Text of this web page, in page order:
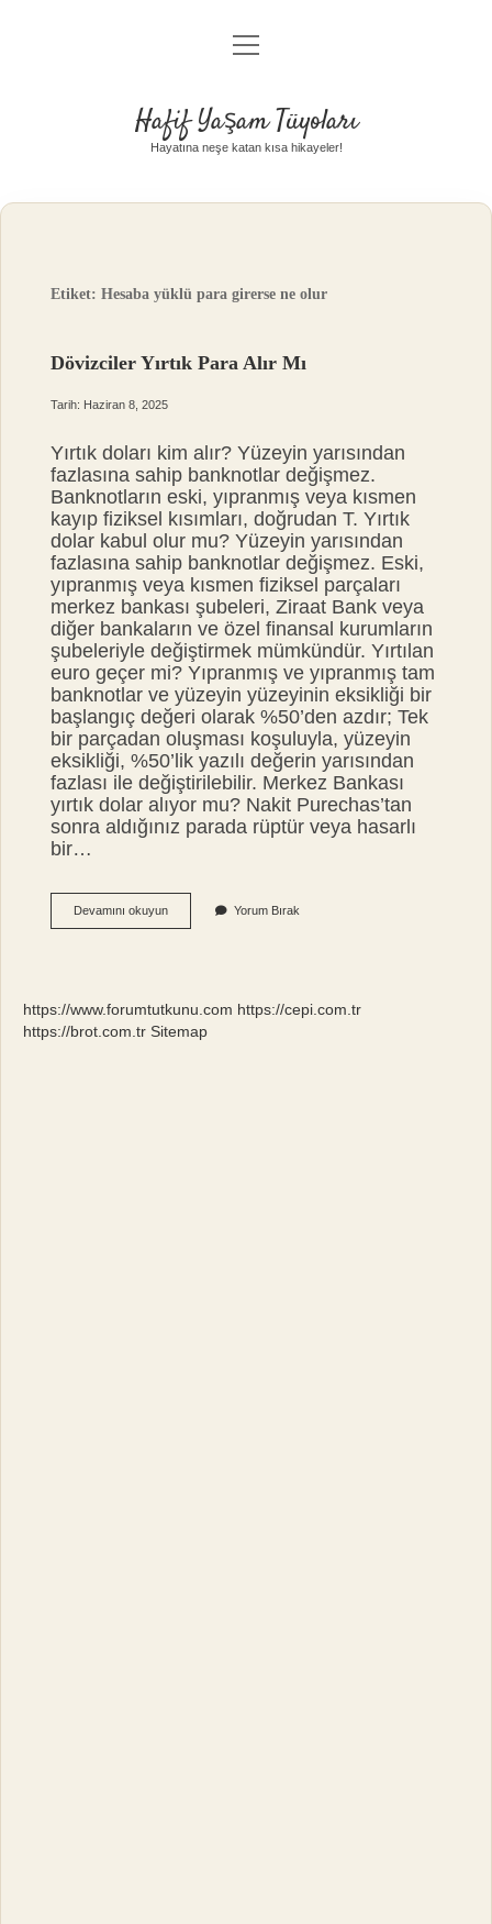
Anasayfa
Yasal Uyarı
menüyü
aç
Hafif Yaşam Tüyoları
Hayatına neşe katan kısa hikayeler!
Etiket:Hesaba yüklü para girerse ne olur
Dövizciler Yırtık Para Alır Mı
Tarih: Haziran 8, 2025
Yırtık doları kim alır? Yüzeyin yarısından
fazlasına sahip banknotlar değişmez.
Banknotların eski, yıpranmış veya kısmen
kayıp fiziksel kısımları, doğrudan T. Yırtık
dolar kabul olur mu? Yüzeyin yarısından
fazlasına sahip banknotlar değişmez. Eski,
yıpranmış veya kısmen fiziksel parçaları
merkez bankası şubeleri, Ziraat Bank veya
diğer bankaların ve özel finansal kurumların
şubeleriyle değiştirmek mümkündür. Yırtılan
euro geçer mi? Yıpranmış ve yıpranmış tam
banknotlar ve yüzeyin yüzeyinin eksikliği bir
başlangıç ​​değeri olarak %50’den azdır; Tek
bir parçadan oluşması koşuluyla, yüzeyin
eksikliği, %50’lik yazılı değerin yarısından
fazlası ile değiştirilebilir. Merkez Bankası
yırtık dolar alıyor mu? Nakit Purechas’tan
sonra aldığınız parada rüptür veya hasarlı
bir…
Devamını okuyunDövizciler
Yırtık
Yorum Bırak
https://www.forumtutkunu.com https://cepi.com.tr
https://brot.com.tr Sitemap